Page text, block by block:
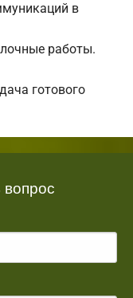
в
работы.
готового
вопрос